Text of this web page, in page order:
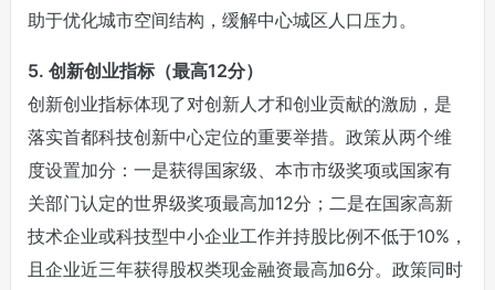
助于优化城市空间结构，缓解中心城区人口压力。
5. 创新创业指标（最高12分）
创新创业指标体现了对创新人才和创业贡献的激励，是
落实首都科技创新中心定位的重要举措。政策从两个维
度设置加分：一是获得国家级、本市市级奖项或国家有
关部门认定的世界级奖项最高加12分；二是在国家高新
技术企业或科技型中小企业工作并持股比例不低于10%，
且企业近三年获得股权类现金融资最高加6分。政策同时